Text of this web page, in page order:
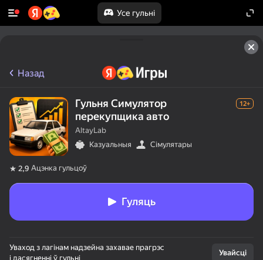
Усе гульні
Назад
Гульня Симулятор
перекупщика авто
12+
AltayLab
Казуальныя
Сімулятары
2,9 Ацэнка гульцоў
Гуляць
Уваход з лагінам надзейна захавае прагрэс
і дасягненні ў гульні
Увайсці